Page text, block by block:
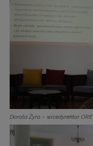
Dorota Żyro – wicedyrektor ORE